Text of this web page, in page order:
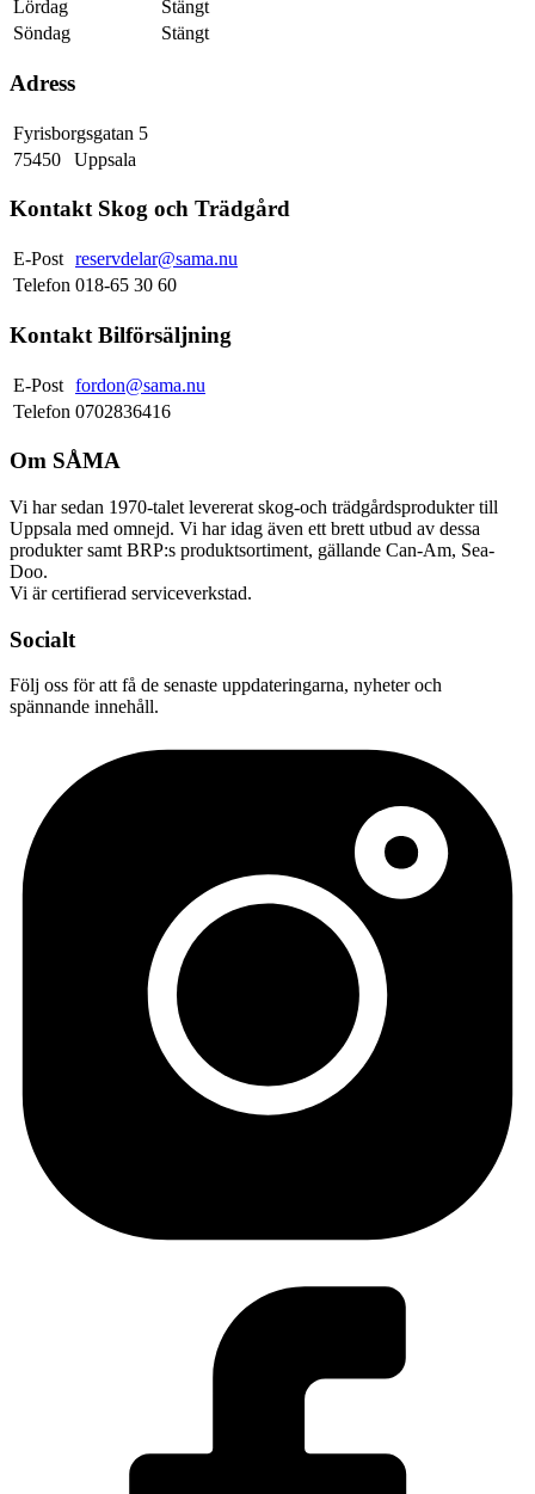
Lördag
Stängt
Söndag
Stängt
Adress
Fyrisborgsgatan 5
75450
Uppsala
Kontakt Skog och Trädgård
E-Post reservdelar@sama.nu
Telefon 018-65 30 60
Kontakt Bilförsäljning
E-Post fordon@sama.nu
Telefon 0702836416
Om SÅMA
Vi har sedan 1970-talet levererat skog-och trädgårdsprodukter till
Uppsala med omnejd. Vi har idag även ett brett utbud av dessa
produkter samt BRP:s produktsortiment, gällande Can-Am, Sea-
Doo.
Vi är certifierad serviceverkstad.
Socialt
Följ oss för att få de senaste uppdateringarna, nyheter och
spännande innehåll.